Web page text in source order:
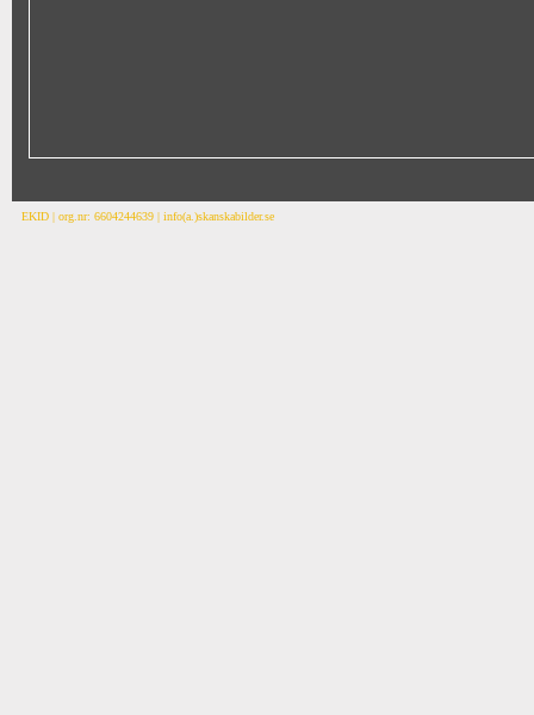
EKID | org.nr: 6604244639 | info(a.)skanskabilder.se